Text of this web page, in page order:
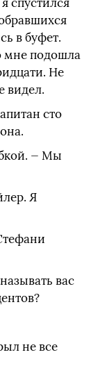
спустился
в буфет.
мне подошла
Не
видел.
сто
— Мы
Я
вас
не все